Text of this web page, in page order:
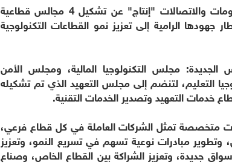
الوقائع الإخباري - أعلنت جمعية شركات تقنية المعلومات والاتصالات "إنتاج" عن تشكيل 4 مجالس قطاعية
الرامية إلى تعزيز نمو القطاعات التكنولوجية
الجديدة: مجلس التكنولوجيا المالية، ومجلس الأمن
التعليم، لتنضم إلى مجلس التعهيد الذي تم تشكيله
متخصصة تمثل الشركات العاملة في كل قطاع فرعي،
مبادرات نوعية تسهم في تسريع النمو، وتعزيز
جديدة، وتعزيز الشراكة بين القطاع الخاص، وصناع